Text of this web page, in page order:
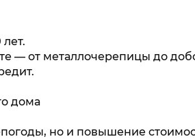
— от металлочерепицы до
дома
но и повышение